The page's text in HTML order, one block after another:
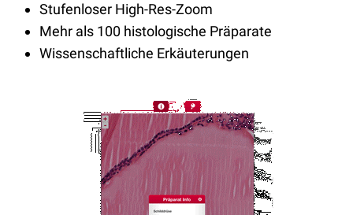
Stufenloser High-Res-Zoom
Mehr als 100 histologische Präparate
Wissenschaftliche Erkäuterungen